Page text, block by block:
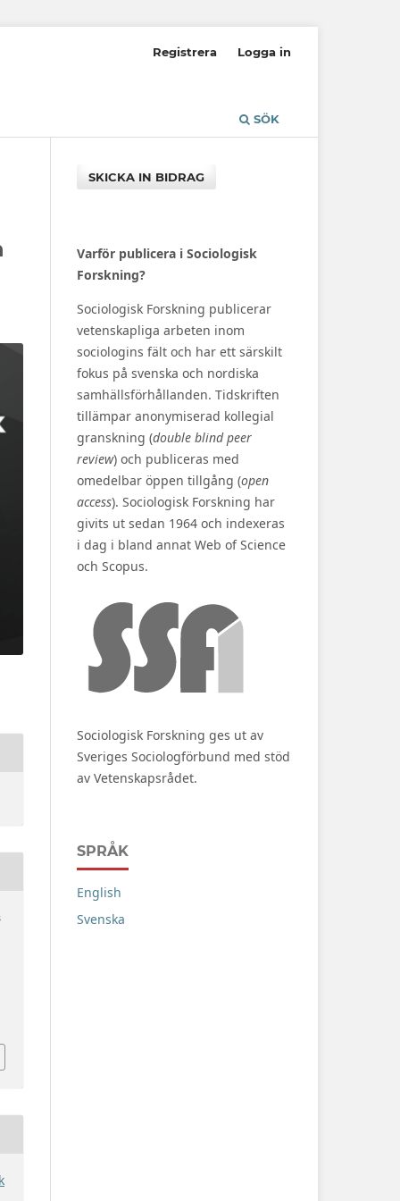
SÖK
Registrera Logga in
SKICKA IN BIDRAG
Varför publicera i Sociologisk
Forskning?
Sociologisk Forskning publicerar
vetenskapliga arbeten inom
sociologins fält och har ett särskilt
fokus på svenska och nordiska
samhällsförhållanden. Tidskriften
tillämpar anonymiserad kollegial
granskning (double blind peer
review) och publiceras med
omedelbar öppen tillgång (open
access). Sociologisk Forskning har
givits ut sedan 1964 och indexeras
i dag i bland annat Web of Science
och Scopus.
Sociologisk Forskning ges ut av
Sveriges Sociologförbund med stöd
av Vetenskapsrådet.
SPRÅK
English
Svenska